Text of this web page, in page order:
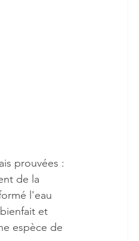
prouvées :
de la
l'eau
et
espèce de